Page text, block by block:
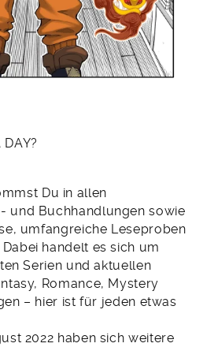
Du in allen
und Buchhandlungen sowie
umfangreiche Leseproben
handelt es sich um
Serien und aktuellen
Romance, Mystery
– hier ist für jeden etwas
2022 haben sich weitere